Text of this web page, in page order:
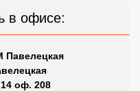
в офисе:
Павелецкая
оф. 208